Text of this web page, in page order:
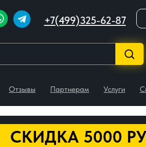
+7(499)325-62-87
Отзывы Партнерам Услуги
СКИДКА 5000